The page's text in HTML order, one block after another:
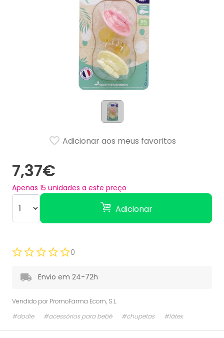
7,37€
Apenas 15 unidades a este preço
Adicionar
Adicionar aos meus favoritos
0
Envio em 24-72h
Vendido por PromoFarma Ecom, S.L.
#dodie
#acessórios para bebé #chupetas #látex